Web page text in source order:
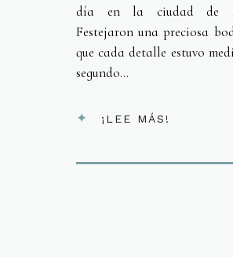
día en la ciudad de
Festejaron una preciosa
que cada detalle estuvo
segundo...
¡LEE MÁS!